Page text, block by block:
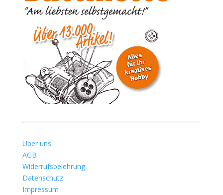
Über uns
AGB
Widerrufsbelehrung
Datenschutz
Impressum